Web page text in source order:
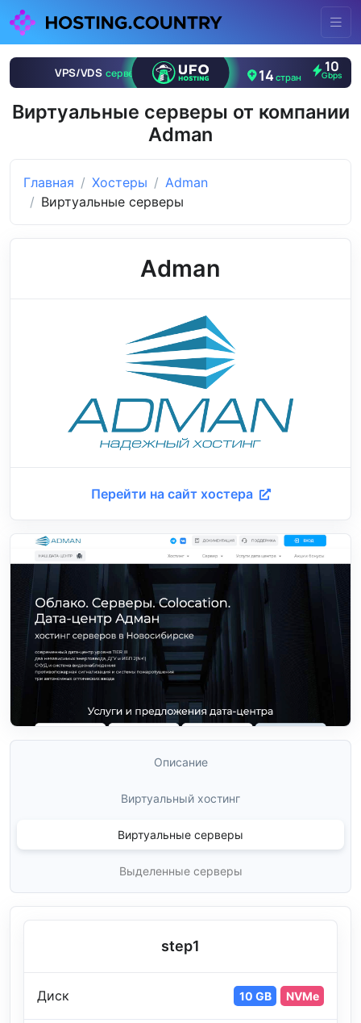
Виртуальные серверы от компании
Adman
Главная Хостеры
Adman
Виртуальные серверы
Adman
Перейти на сайт хостера
Описание
Виртуальный хостинг
Виртуальные серверы
Выделенные серверы
step1
Диск 10 GB NVMe